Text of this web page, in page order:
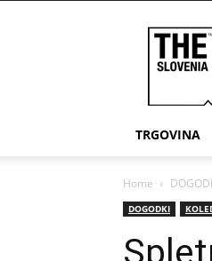
TRGOVINA
Home
DOGODKI